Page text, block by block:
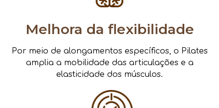
Melhora da flexibilidade
Por meio de alongamentos específicos, o Pilates
amplia a mobilidade das articulações e a
elasticidade dos músculos.